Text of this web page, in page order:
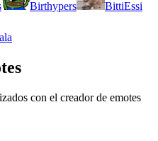
Birthypers BittiEssi
con el creador de emotes